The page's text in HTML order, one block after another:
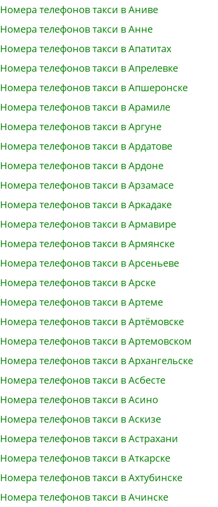
Номера телефонов такси в Аниве
Номера телефонов такси в Анне
Номера телефонов такси в Апатитах
Номера телефонов такси в Апрелевке
Номера телефонов такси в Апшеронске
Номера телефонов такси в Арамиле
Номера телефонов такси в Аргуне
Номера телефонов такси в Ардатове
Номера телефонов такси в Ардоне
Номера телефонов такси в Арзамасе
Номера телефонов такси в Аркадаке
Номера телефонов такси в Армавире
Номера телефонов такси в Армянске
Номера телефонов такси в Арсеньеве
Номера телефонов такси в Арске
Номера телефонов такси в Артеме
Номера телефонов такси в Артёмовске
Номера телефонов такси в Артемовском
Номера телефонов такси в Архангельске
Номера телефонов такси в Асбесте
Номера телефонов такси в Асино
Номера телефонов такси в Аскизе
Номера телефонов такси в Астрахани
Номера телефонов такси в Аткарске
Номера телефонов такси в Ахтубинске
Номера телефонов такси в Ачинске